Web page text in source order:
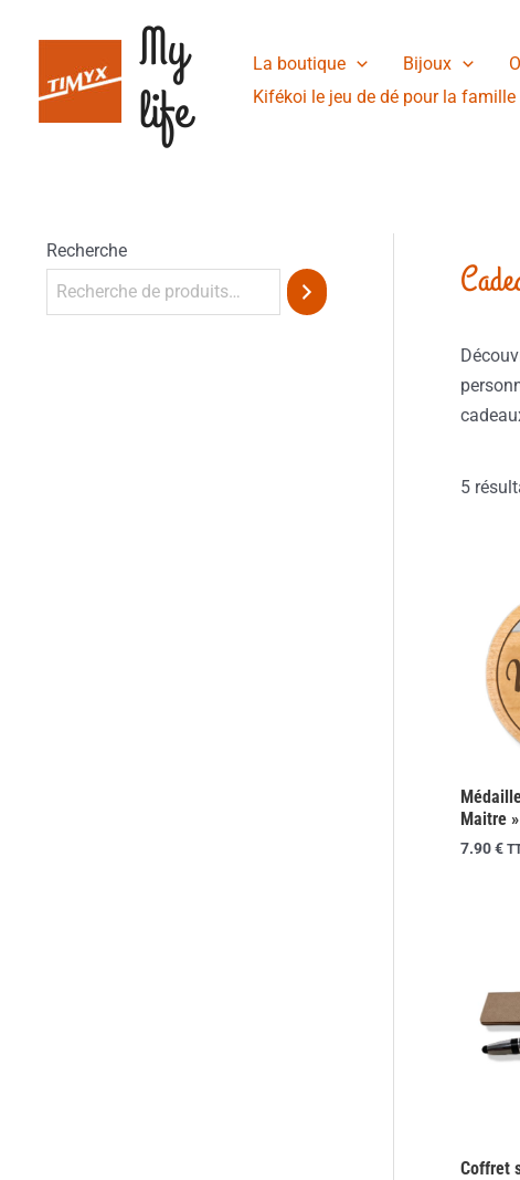
contenu
My
life
La boutique Bijoux
Kifékoi le jeu de dé pour la famille
Recherche
5
Maitre »
7.90€
Coffret